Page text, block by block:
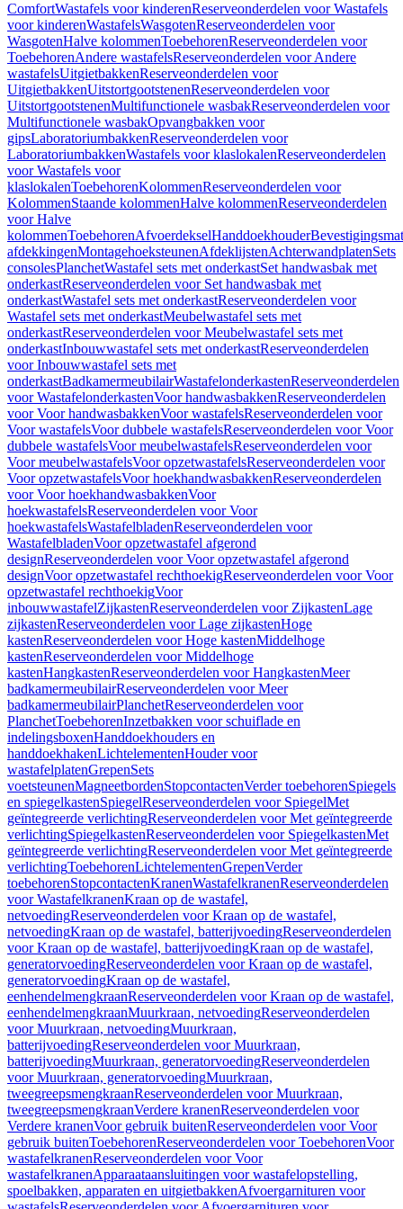
ComfortWastafels voor kinderenReserveonderdelen voor Wastafels
voor kinderenWastafelsWasgotenReserveonderdelen voor
WasgotenHalve kolommenToebehorenReserveonderdelen voor
ToebehorenAndere wastafelsReserveonderdelen voor Andere
wastafelsUitgietbakkenReserveonderdelen voor
UitgietbakkenUitstortgootstenenReserveonderdelen voor
UitstortgootstenenMultifunctionele wasbakReserveonderdelen voor
Multifunctionele wasbakOpvangbakken voor
gipsLaboratoriumbakkenReserveonderdelen voor
LaboratoriumbakkenWastafels voor klaslokalenReserveonderdelen
voor Wastafels voor
klaslokalenToebehorenKolommenReserveonderdelen voor
KolommenStaande kolommenHalve kolommenReserveonderdelen
voor Halve
kolommenToebehorenAfvoerdekselHanddoekhouder
afdekkingenMontagehoeksteunenAfdeklijstenAchterwandplatenSets
consolesPlanchetWastafel sets met onderkastSet handwasbak met
onderkastReserveonderdelen voor Set handwasbak met
onderkastWastafel sets met onderkastReserveonderdelen voor
Wastafel sets met onderkastMeubelwastafel sets met
onderkastReserveonderdelen voor Meubelwastafel sets met
onderkastInbouwwastafel sets met onderkastReserveonderdelen
voor Inbouwwastafel sets met
onderkastBadkamermeubilairWastafelonderkastenReserveonderdelen
voor WastafelonderkastenVoor handwasbakkenReserveonderdelen
voor Voor handwasbakkenVoor wastafelsReserveonderdelen voor
Voor wastafelsVoor dubbele wastafelsReserveonderdelen voor Voor
dubbele wastafelsVoor meubelwastafelsReserveonderdelen voor
Voor meubelwastafelsVoor opzetwastafelsReserveonderdelen voor
Voor opzetwastafelsVoor hoekhandwasbakkenReserveonderdelen
voor Voor hoekhandwasbakkenVoor
hoekwastafelsReserveonderdelen voor Voor
hoekwastafelsWastafelbladenReserveonderdelen voor
WastafelbladenVoor opzetwastafel afgerond
designReserveonderdelen voor Voor opzetwastafel afgerond
designVoor opzetwastafel rechthoekigReserveonderdelen voor Voor
opzetwastafel rechthoekigVoor
inbouwwastafelZijkastenReserveonderdelen voor ZijkastenLage
zijkastenReserveonderdelen voor Lage zijkastenHoge
kastenReserveonderdelen voor Hoge kastenMiddelhoge
kastenReserveonderdelen voor Middelhoge
kastenHangkastenReserveonderdelen voor HangkastenMeer
badkamermeubilairReserveonderdelen voor Meer
badkamermeubilairPlanchetReserveonderdelen voor
PlanchetToebehorenInzetbakken voor schuiflade en
indelingsboxenHanddoekhouders en
handdoekhakenLichtelementenHouder voor
wastafelplatenGrepenSets
voetsteunenMagneetbordenStopcontactenVerder toebehorenSpiegels
en spiegelkastenSpiegelReserveonderdelen voor SpiegelMet
geïntegreerde verlichtingReserveonderdelen voor Met geïntegreerde
verlichtingSpiegelkastenReserveonderdelen voor SpiegelkastenMet
geïntegreerde verlichtingReserveonderdelen voor Met geïntegreerde
verlichtingToebehorenLichtelementenGrepenVerder
toebehorenStopcontactenKranenWastafelkranenReserveonderdelen
voor WastafelkranenKraan op de wastafel,
netvoedingReserveonderdelen voor Kraan op de wastafel,
netvoedingKraan op de wastafel, batterijvoedingReserveonderdelen
voor Kraan op de wastafel, batterijvoedingKraan op de wastafel,
generatorvoedingReserveonderdelen voor Kraan op de wastafel,
generatorvoedingKraan op de wastafel,
eenhendelmengkraanReserveonderdelen voor Kraan op de wastafel,
eenhendelmengkraanMuurkraan, netvoedingReserveonderdelen
voor Muurkraan, netvoedingMuurkraan,
batterijvoedingReserveonderdelen voor Muurkraan,
batterijvoedingMuurkraan, generatorvoedingReserveonderdelen
voor Muurkraan, generatorvoedingMuurkraan,
tweegreepsmengkraanReserveonderdelen voor Muurkraan,
tweegreepsmengkraanVerdere kranenReserveonderdelen voor
Verdere kranenVoor gebruik buitenReserveonderdelen voor Voor
gebruik buitenToebehorenReserveonderdelen voor ToebehorenVoor
wastafelkranenReserveonderdelen voor Voor
wastafelkranenApparaataansluitingen voor wastafelopstelling,
spoelbakken, apparaten en uitgietbakkenAfvoergarnituren voor